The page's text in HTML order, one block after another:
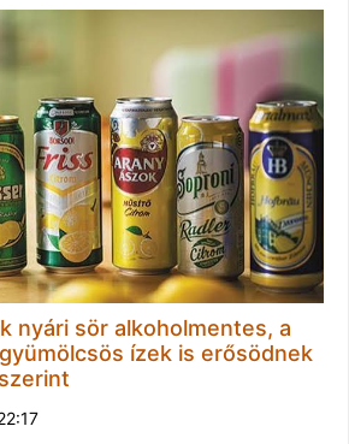
nyári sör alkoholmentes, a
ízek is erősödnek